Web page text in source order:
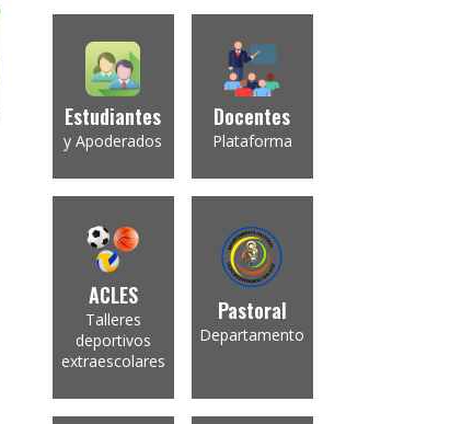
Estudiantes
y Apoderados
Docentes
Plataforma
ACLES
Talleres
deportivos
extraescolares
Pastoral
Departamento